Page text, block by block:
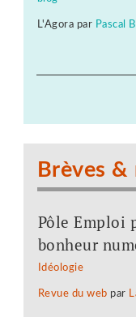
L'Agora par Pascal
Brèves
Pôle Emploi
bonheur
Idéologie
Revue du web par